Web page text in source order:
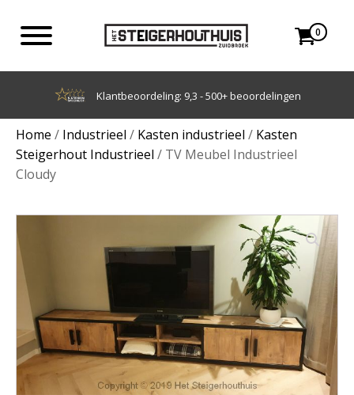
0
Achteraf betalen met Klarna
Home / Industrieel / Kasten industrieel / Kasten
Steigerhout Industrieel / TV Meubel Industrieel
Cloudy